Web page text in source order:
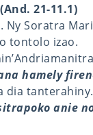
21-11.1)
Ny Soratra
tontolo izao.
hamely
dia
anie